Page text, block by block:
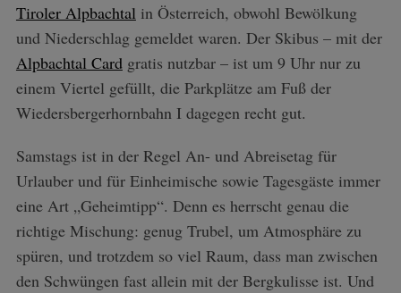
Tiroler Alpbachtal in Österreich, obwohl Bewölkung
und Niederschlag gemeldet waren. Der Skibus – mit der
Alpbachtal Cardgratis nutzbar – ist um 9 Uhr nur zu
einem Viertel gefüllt, die Parkplätze am Fuß der
Wiedersbergerhornbahn I dagegen recht gut.
Samstags ist in der Regel An- und Abreisetag für
Urlauber und für Einheimische sowie Tagesgäste immer
eine Art „Geheimtipp“. Denn es herrscht genau die
richtige Mischung: genug Trubel, um Atmosphäre zu
spüren, und trotzdem so viel Raum, dass man zwischen
den Schwüngen fast allein mit der Bergkulisse ist. Und